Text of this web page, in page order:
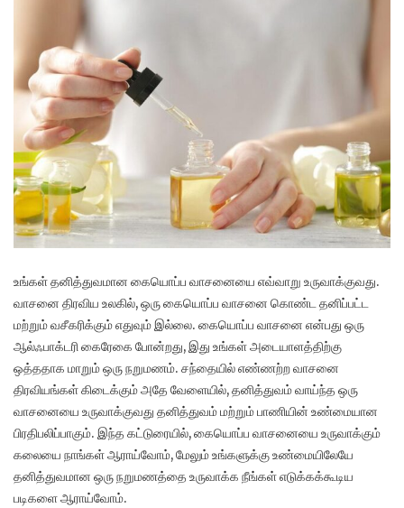
உங்கள் தனித்துவமான கையொப்ப வாசனையை எவ்வாறு உருவாக்குவது.
வாசனை திரவிய உலகில், ஒரு கையொப்ப வாசனை கொண்ட தனிப்பட்ட
மற்றும் வசீகரிக்கும் எதுவும் இல்லை. கையொப்ப வாசனை என்பது ஒரு
ஆல்ஃபாக்டரி கைரேகை போன்றது, இது உங்கள் அடையாளத்திற்கு
ஒத்ததாக மாறும் ஒரு நறுமணம். சந்தையில் எண்ணற்ற வாசனை
திரவியங்கள் கிடைக்கும் அதே வேளையில், தனித்துவம் வாய்ந்த ஒரு
வாசனையை உருவாக்குவது தனித்துவம் மற்றும் பாணியின் உண்மையான
பிரதிபலிப்பாகும். இந்த கட்டுரையில், கையொப்ப வாசனையை உருவாக்கும்
கலையை நாங்கள் ஆராய்வோம், மேலும் உங்களுக்கு உண்மையிலேயே
தனித்துவமான ஒரு நறுமணத்தை உருவாக்க நீங்கள் எடுக்கக்கூடிய
படிகளை ஆராய்வோம்.